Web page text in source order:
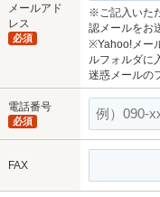
メールアド
レス
必須
※ご記入いた
認メールをお
※Yahoo!メー
ルフォルダに
迷惑メールの
電話番号
必須
FAX